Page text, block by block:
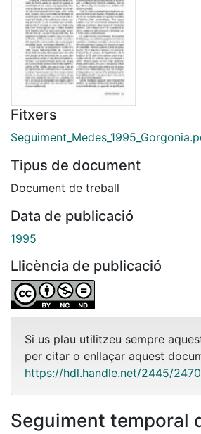
Fitxers
Tipus de document
Document de treball
Data de publicació
1995
Llicència de publicació
Si us plau utilitzeu sempre
per citar o enllaçar aquest
https://hdl.handle.net/2445/
Seguiment temporal